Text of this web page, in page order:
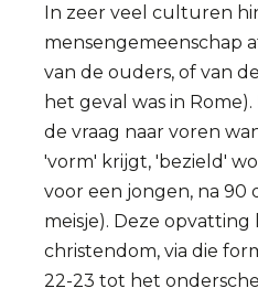
In zeer veel culturen
mensengemeenschap
van de ouders, of van
het geval was in
de vraag naar voren
'vorm' krijgt, 'bezield'
voor een jongen, na 90
meisje). Deze
christendom, via die
22-23 tot het